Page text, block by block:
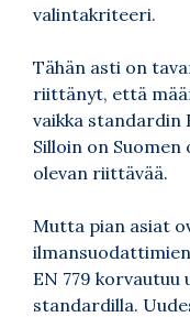
valintakriteeri.
Tähän asti on
riittänyt, että
vaikka standardin
Silloin on
olevan riittävää.
Mutta pian asiat
EN 779 korvautuu
standardilla.